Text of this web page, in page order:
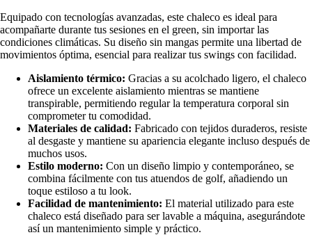
Equipado con tecnologías avanzadas, este chaleco es ideal para
acompañarte durante tus sesiones en el green, sin importar las
condiciones climáticas. Su diseño sin mangas permite una libertad de
movimientos óptima, esencial para realizar tus swings con facilidad.
Aislamiento térmico: Gracias a su acolchado ligero, el chaleco
ofrece un excelente aislamiento mientras se mantiene
transpirable, permitiendo regular la temperatura corporal sin
comprometer tu comodidad.
Materiales de calidad: Fabricado con tejidos duraderos, resiste
al desgaste y mantiene su apariencia elegante incluso después de
muchos usos.
Estilo moderno: Con un diseño limpio y contemporáneo, se
combina fácilmente con tus atuendos de golf, añadiendo un
toque estiloso a tu look.
Facilidad de mantenimiento: El material utilizado para este
chaleco está diseñado para ser lavable a máquina, asegurándote
así un mantenimiento simple y práctico.